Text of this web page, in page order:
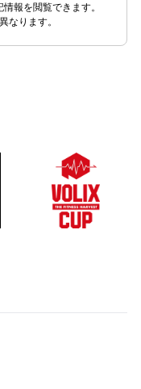
報を閲覧できます。
なります。